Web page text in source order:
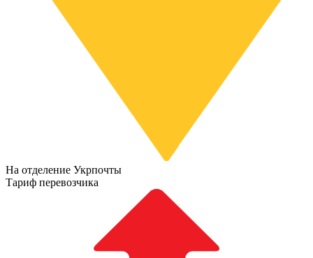
На отделение Укрпочты
Тариф перевозчика